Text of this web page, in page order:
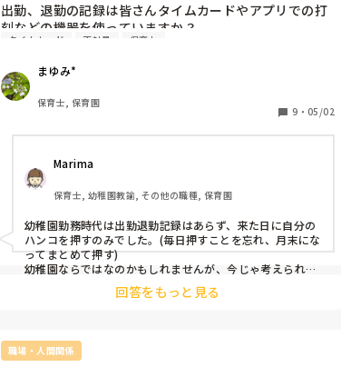
出勤、退勤の記録は皆さんタイムカードやアプリでの打
刻などの機器を使っていますか？
以前1年働いていた園では、職員50人近くの大規模園で
したが、その様な記録が一切なく、手書きで書くような
事さえもなく、でした。
その為、数分遅刻していてもバレなければ済まされてい
たり、時間より少し早く帰っている人も見かけました。
信頼関係で成りたっている、と言えばそうなのかもしれ
ませんが、実際その様に誤魔化している人が居たので、
私に言わせれば成りたっていないと…
出勤退勤記録のない園の方、いますか？
タイムカード 正社員 保育士
まゆみ*
保育士, 保育園
9 ・ 05/02
Marima
保育士, 幼稚園教諭, その他の職種, 保育園
幼稚園勤務時代は出勤退勤記録はあらず、来た日に自分の
ハンコを押すのみでした。(毎日押すことを忘れ、月末にな
ってまとめて押す)
幼稚園ならではなのかもしれませんが、今じゃ考えられま
せん。現在の職場はカードをかざして出退勤を記録してい
回答をもっと見る
職場・人間関係